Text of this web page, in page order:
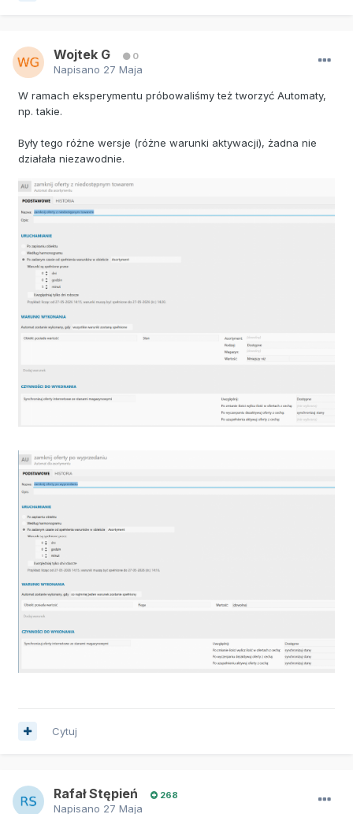
Wojtek G 0
Napisano 27 Maja
W ramach eksperymentu próbowaliśmy też tworzyć Automaty,
np. takie.
Były tego różne wersje (różne warunki aktywacji), żadna nie
działała niezawodnie.
Cytuj
Rafał Stępień 268
Napisano 27 Maja